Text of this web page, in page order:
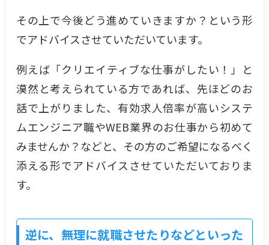
その上で今後どう進めていきますか？という形
でアドバイスさせていただいています。
例えば「クリエイティブな仕事がしたい！」と
漠然と考えられている方であれば、先ほどのお
話で上がりました、有効求人倍率が高いシステ
ムエンジニア職やWEB業界のお仕事から初めて
みませんか？などと、その方のご希望になるべく
添える形でアドバイスさせていただいておりま
す。
逆に、無理に就職させたりなどといった